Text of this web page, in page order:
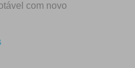
com novo